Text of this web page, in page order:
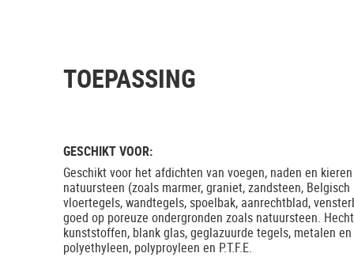
TOEPASSING
GESCHIKT VOOR:
Geschikt voor het afdichten van voegen, naden en
natuursteen (zoals marmer, graniet, zandsteen,
vloertegels, wandtegels, spoelbak, aanrechtblad,
goed op poreuze ondergronden zoals natuursteen.
kunststoffen, blank glas, geglazuurde tegels, metalen
polyethyleen, polyproyleen en P.T.F.E.